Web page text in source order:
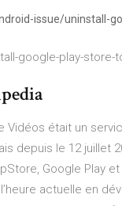
issue/uninstall-
google-play-store-
Vidéos était un
depuis le 12 juillet
Google Play
actuelle en